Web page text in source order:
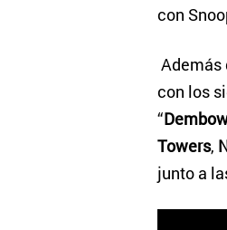
con
Además
con los
“
Towers,
junto a